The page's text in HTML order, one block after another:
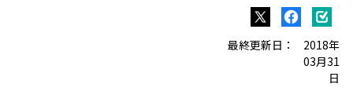
2018年
03月31
日
最終更新日：